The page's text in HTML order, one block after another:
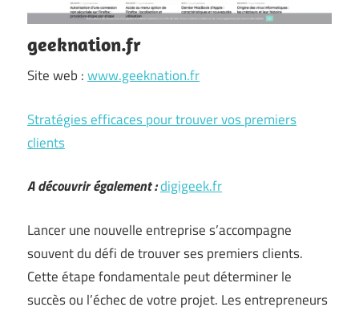
geeknation.fr
Site web :www.geeknation.fr
Stratégies efficaces pour trouver vos premiers
clients
A découvrir également :digigeek.fr
Lancer une nouvelle entreprise s’accompagne
souvent du défi de trouver ses premiers clients.
Cette étape fondamentale peut déterminer le
succès ou l’échec de votre projet. Les entrepreneurs